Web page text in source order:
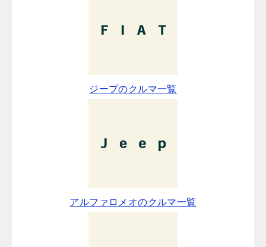
ジープのクルマ一覧
アルファロメオのクルマ一覧